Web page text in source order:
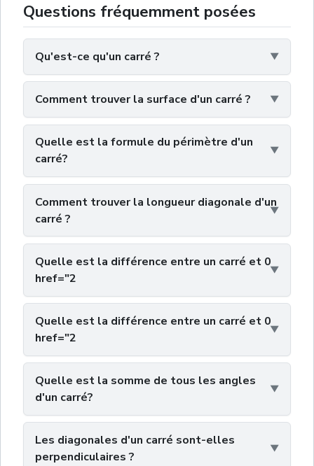
Questions fréquemment posées
Qu'est-ce qu'un carré ?
Comment trouver la surface d'un carré ?
Quelle est la formule du périmètre d'un
carré?
Comment trouver la longueur diagonale d'un
carré ?
Quelle est la différence entre un carré et 0
href="2
Quelle est la différence entre un carré et 0
href="2
Quelle est la somme de tous les angles
d'un carré?
Les diagonales d'un carré sont-elles
perpendiculaires ?